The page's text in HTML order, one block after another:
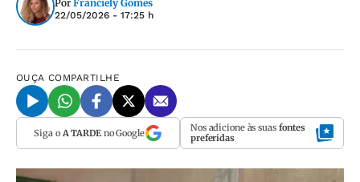
Por Franciely Gomes
22/05/2026 - 17:25 h
OUÇA COMPARTILHE
Siga o A TARDEno Google Nos adicione às suas fontes
preferidas